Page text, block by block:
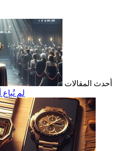
أحدث المقالات
لم تُباع